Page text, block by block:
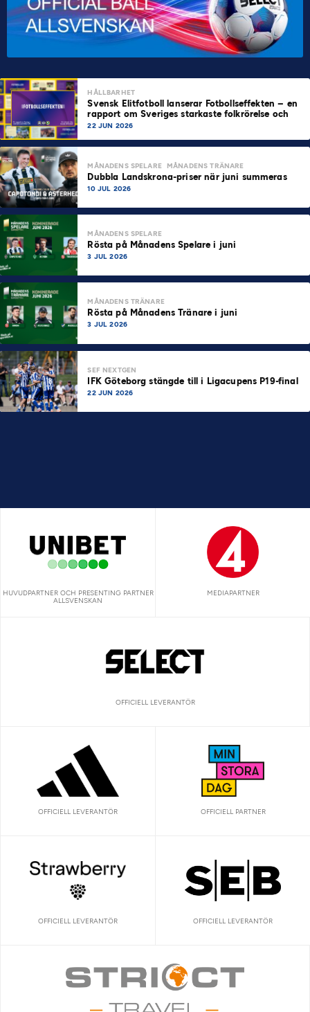
HÅLLBARHET
Svensk Elitfotboll lanserar Fotbollseffekten – en
rapport om Sveriges starkaste folkrörelse och
samhällskraft
22 JUN 2026
MÅNADENS SPELARE MÅNADENS TRÄNARE
Dubbla Landskrona-priser när juni summeras
10 JUL 2026
MÅNADENS SPELARE
Rösta på Månadens Spelare i juni
3 JUL 2026
MÅNADENS TRÄNARE
Rösta på Månadens Tränare i juni
3 JUL 2026
SEF NEXTGEN
IFK Göteborg stängde till i Ligacupens P19-final
22 JUN 2026
HUVUDPARTNER OCH PRESENTING PARTNER
ALLSVENSKAN
MEDIAPARTNER
OFFICIELL LEVERANTÖR
OFFICIELL LEVERANTÖR OFFICIELL PARTNER
OFFICIELL LEVERANTÖR OFFICIELL LEVERANTÖR